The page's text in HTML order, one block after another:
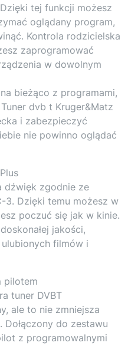
tej funkcji możesz
oglądany program,
Kontrola rodzicielska
zaprogramować
w dowolnym
bieżąco z programami,
dvb t Kruger&Matz
i zabezpieczyć
nie powinno oglądać
dźwięk zgodnie ze
3. Dzięki temu możesz w
poczuć się jak w kinie.
jakości,
filmów i
pilotem
tuner DVBT
ale to nie zmniejsza
Dołączony do zestawu
z programowalnymi